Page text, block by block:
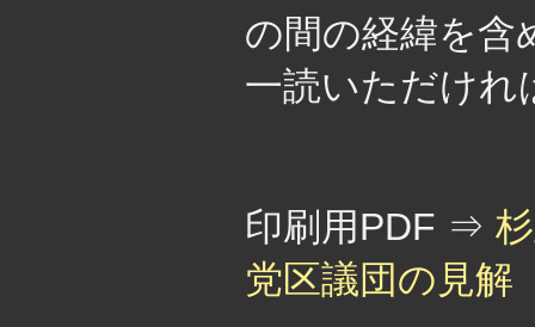
の間の経緯を含
一読いただけれ
印刷用PDF ⇒
党区議団の見解